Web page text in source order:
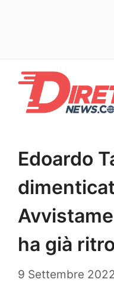
contenuto
Edoardo
ha già
9 Settembre 2022